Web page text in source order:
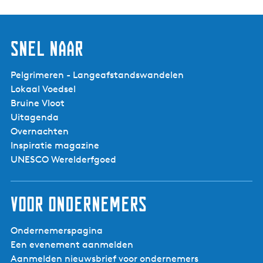
Snel naar
Pelgrimeren - Langeafstandswandelen
Lokaal Voedsel
Bruine Vloot
Uitagenda
Overnachten
Inspiratie magazine
UNESCO Werelderfgoed
Voor ondernemers
Ondernemerspagina
Een evenement aanmelden
Aanmelden nieuwsbrief voor ondernemers